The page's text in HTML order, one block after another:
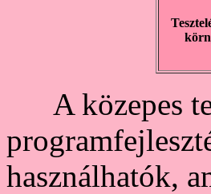
A közepes
használhatók,